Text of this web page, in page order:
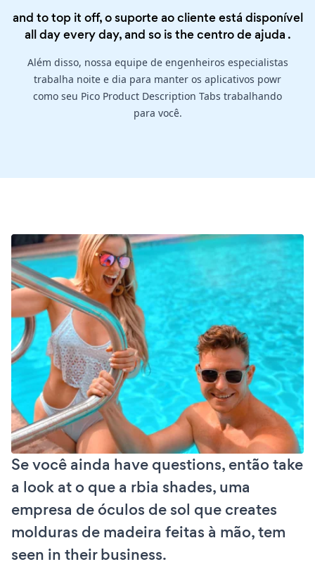
and to top it off, o suporte ao cliente está disponível
all day every day, and so is thecentro de ajuda .
Além disso, nossa equipe de engenheiros especialistas
trabalha noite e dia para manter os aplicativos powr
como seu Pico Product Description Tabs trabalhando
para você.
Se você ainda have questions, então take
a look at o que a rbia shades, uma
empresa de óculos de sol que creates
molduras de madeira feitas à mão, tem
seen in their business.